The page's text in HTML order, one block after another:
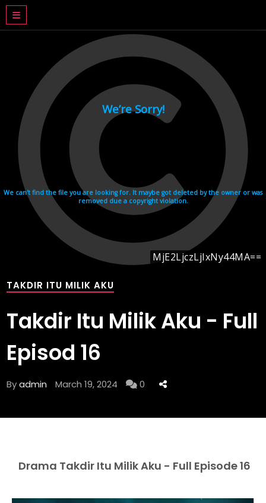
TAKDIR ITU MILIK AKU
Takdir Itu Milik Aku - Full
Episod 16
Byadmin March 19, 2024 0
Drama Takdir Itu Milik Aku - Full Episode 16